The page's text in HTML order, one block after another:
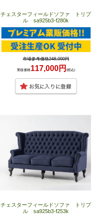
チェスターフィールドソファ トリプ
ル sa925b3-f280k
市場参考価格248,000円
業販価格117,000円 (税込)
チェスターフィールドソファ トリプ
ル sa925b3-f253k